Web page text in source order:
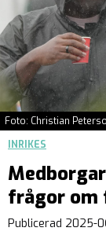
Foto: Christian
INRIKES
frågor om
Publicerad 2025-